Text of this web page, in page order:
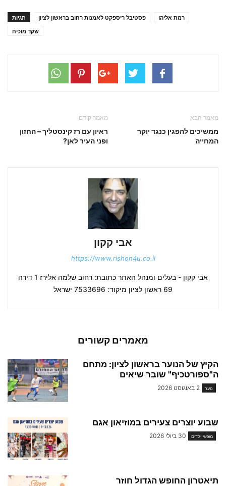
תגיות פסטיבל ריספקט לאמנות רחוב בראשון לציון
רמת אליהו
שקד מוכיח
מאמר קודם
ראיון עם רז קינסטליך – החזון
ופני העיר לאן?
מאמר הבא
ממשיכים להפגין כנגד יוקר
המחייה
אבי קקון
https://www.rishon4u.co.il
אבי קקון - בעלים ומנהל האתר כתובת: רחוב שלמה אלירז 1 דירה
69 ראשון לציון מיקוד: 7533696 ישראל
מאמרים קשורים
הקיץ של הנוער בראשון לציון: מתחם
ה"ספורטכיף" שובר שיאים
נוער 2 באוגוסט 2026
שבוע יוצרים צעירים במוזיאון אגם
מופעי ילדים 30 ביולי 2026
תיאטרון החופש הגדול חוזר